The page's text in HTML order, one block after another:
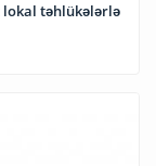
lokal təhlükələrlə